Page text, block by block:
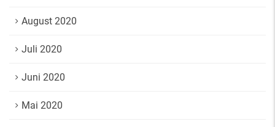
August 2020
Juli 2020
Juni 2020
Mai 2020